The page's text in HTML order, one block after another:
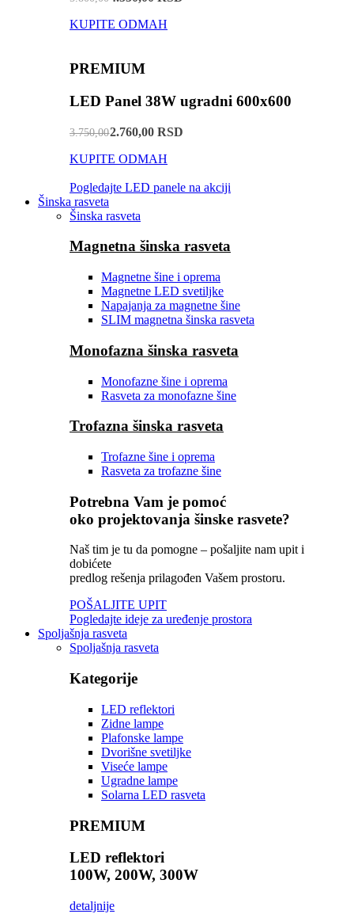
KUPITE ODMAH
PREMIUM
LED Panel 38W ugradni 600x600
3.750,002.760,00 RSD
KUPITE ODMAH
Pogledajte LED panele na akciji
Šinska rasveta
Šinska rasveta
Magnetna šinska rasveta
Magnetne šine i oprema
Magnetne LED svetiljke
Napajanja za magnetne šine
SLIM magnetna šinska rasveta
Monofazna šinska rasveta
Monofazne šine i oprema
Rasveta za monofazne šine
Trofazna šinska rasveta
Trofazne šine i oprema
Rasveta za trofazne šine
Potrebna Vam je pomoć
oko projektovanja šinske rasvete?
Naš tim je tu da pomogne – pošaljite nam upit i
dobićete
predlog rešenja prilagođen Vašem prostoru.
POŠALJITE UPIT
Pogledajte ideje za uređenje prostora
Spoljašnja rasveta
Spoljašnja rasveta
Kategorije
LED reflektori
Zidne lampe
Plafonske lampe
Dvorišne svetiljke
Viseće lampe
Ugradne lampe
Solarna LED rasveta
PREMIUM
LED reflektori
100W, 200W, 300W
detaljnije